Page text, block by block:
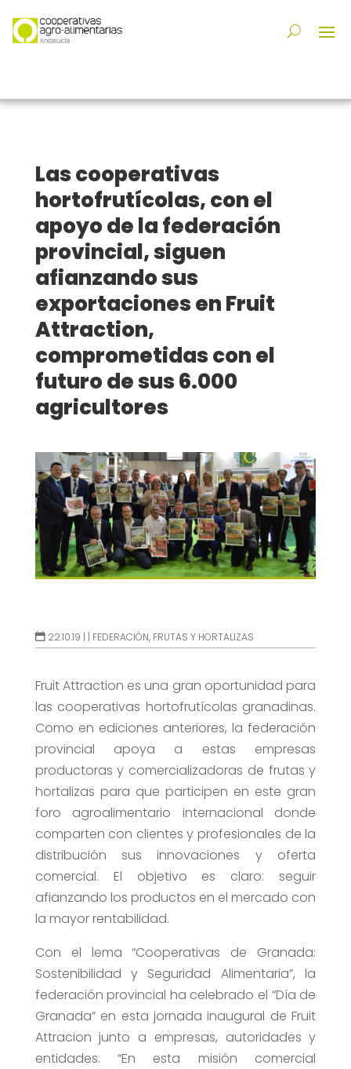
Las cooperativas
hortofrutícolas, con el
apoyo de la federación
provincial, siguen
afianzando sus
exportaciones en Fruit
Attraction,
comprometidas con el
futuro de sus 6.000
agricultores
22.10.19 | | FEDERACIÓN, FRUTAS Y HORTALIZAS
Fruit Attraction es una gran oportunidad para
las cooperativas hortofrutícolas granadinas.
Como en ediciones anteriores, la federación
provincial apoya a estas empresas
productoras y comercializadoras de frutas y
hortalizas para que participen en este gran
foro agroalimentario internacional donde
comparten con clientes y profesionales de la
distribución sus innovaciones y oferta
comercial. El objetivo es claro: seguir
afianzando los productos en el mercado con
la mayor rentabilidad.
Con el lema “Cooperativas de Granada:
Sostenibilidad y Seguridad Alimentaria”, la
federación provincial ha celebrado el “Día de
Granada” en esta jornada inaugural de Fruit
Attracion junto a empresas, autoridades y
entidades. “En esta misión comercial